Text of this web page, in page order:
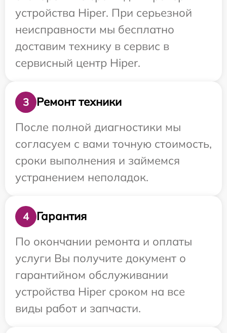
устройства Hiper. При серьезной
неисправности мы бесплатно
доставим технику в сервис в
сервисный центр Hiper.
3
Ремонт техники
После полной диагностики мы
согласуем с вами точную стоимость,
сроки выполнения и займемся
устранением неполадок.
4
Гарантия
По окончании ремонта и оплаты
услуги Вы получите документ о
гарантийном обслуживании
устройства Hiper сроком на все
виды работ и запчасти.